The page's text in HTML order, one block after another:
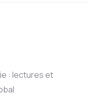
: lectures et